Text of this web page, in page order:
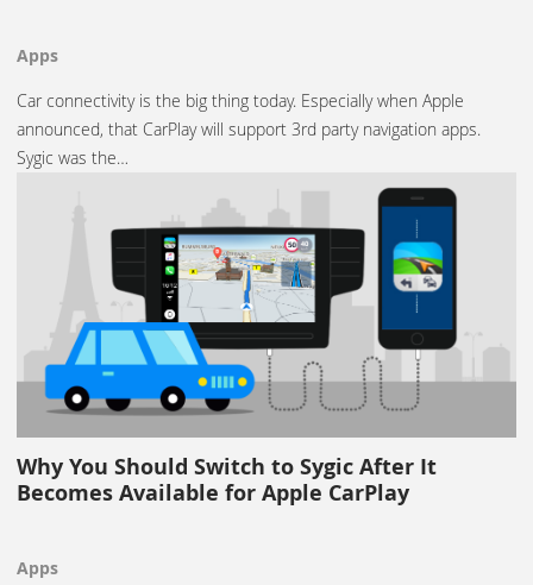
Apps
Car connectivity is the big thing today. Especially when Apple
announced, that CarPlay will support 3rd party navigation apps.
Sygic was the…
Why You Should Switch to Sygic After It
Becomes Available for Apple CarPlay
Apps